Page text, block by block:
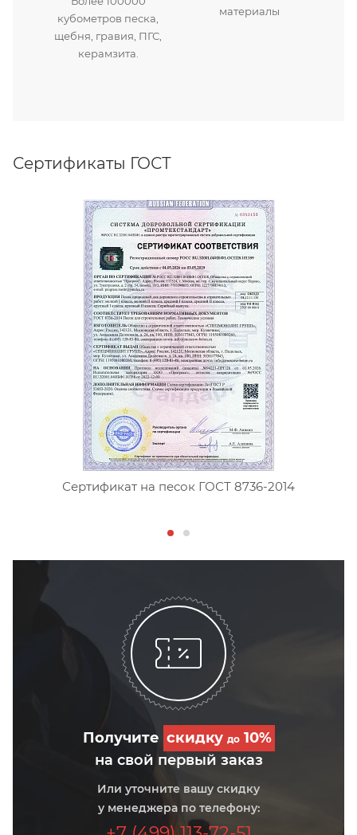
кубометров песка,
щебня, гравия, ПГС,
керамзита.
материалы
Сертификаты ГОСТ
Сертификат на песок ГОСТ 8736-2014
Получите скидку до10%
на свой первый заказ
Или уточните вашу скидку
у менеджера по телефону: